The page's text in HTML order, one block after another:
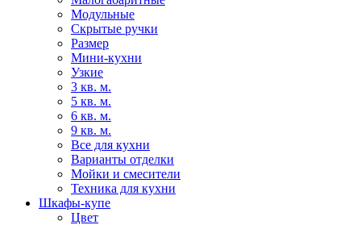
Модульные
Скрытые ручки
Размер
Мини-кухни
Узкие
3 кв. м.
5 кв. м.
6 кв. м.
9 кв. м.
Все для кухни
Варианты отделки
Мойки и смесители
Техника для кухни
Шкафы-купе
Цвет